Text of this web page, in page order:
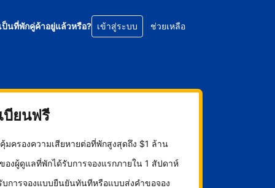
ป็นที่พักคู่ค้าอยู่แล้วหรือ? เข้าสู่ระบบ ช่วยเหลือ
บียนฟรี
มครองความเสียหายต่อที่พักสูงสุดถึง $1 ล้าน
องผู้ดูแลที่พักได้รับการจองแรกภายใน 1 สัปดาห์
บการจองแบบยืนยันทันทีหรือแบบส่งคำขอจอง